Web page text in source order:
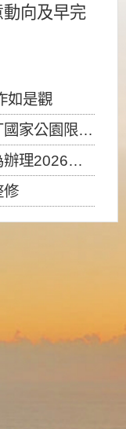
向及早完
如是觀
範圍、時間及行為」，自即日生效。
戒及協調相關事宜，因颱風備案事宜
修